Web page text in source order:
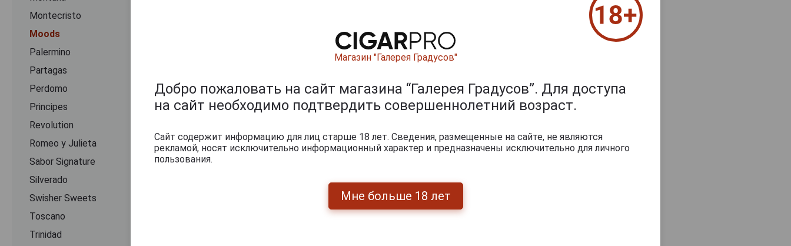
Montecristo
Moods
Palermino
Partagas
Perdomo
Principes
Revolution
Romeo y Julieta
Sabor Signature
Silverado
Swisher Sweets
Toscano
Trinidad
Перейти
Магазин "Галерея Градусов"
Добро пожаловать на сайт магазина “Галерея Градусов”. Для доступа
на сайт необходимо подтвердить совершеннолетний возраст.
Сайт содержит информацию для лиц старше 18 лет. Сведения, размещенные на сайте, не являются
рекламой, носят исключительно информационный характер и предназначены исключительно для личного
пользования.
Мне больше 18 лет